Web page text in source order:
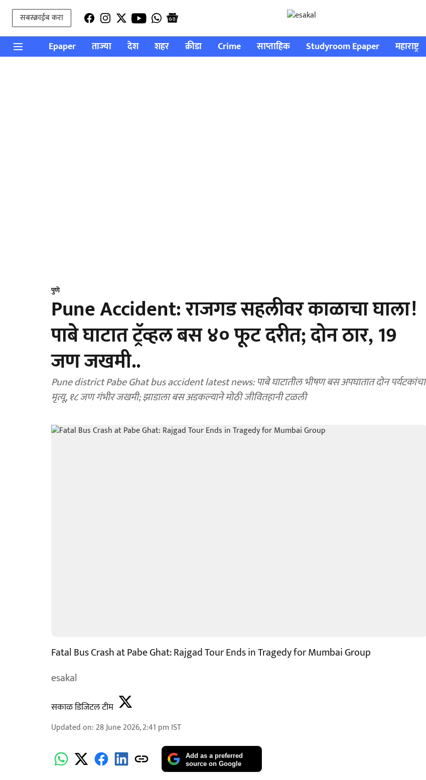
सबस्क्राईब करा
Epaper ताज्या देश शहर क्रीडा Crime साप्ताहिक Studyroom Epaper महाराष्ट्र
पुणे
Pune Accident: राजगड सहलीवर काळाचा घाला!
पाबे घाटात ट्रॅव्हल बस ४० फूट दरीत; दोन ठार, 19
जण जखमी..
Pune district Pabe Ghat bus accident latest news: पाबे घाटातील भीषण बस अपघातात दोन पर्यटकांचा
मृत्यू, १८ जण गंभीर जखमी; झाडाला बस अडकल्याने मोठी जीवितहानी टळली
Fatal Bus Crash at Pabe Ghat: Rajgad Tour Ends in Tragedy for Mumbai Group
esakal
सकाळ डिजिटल टीम
Updated on: 28 June 2026, 2:41 pm IST
Add as a preferred
source on Google